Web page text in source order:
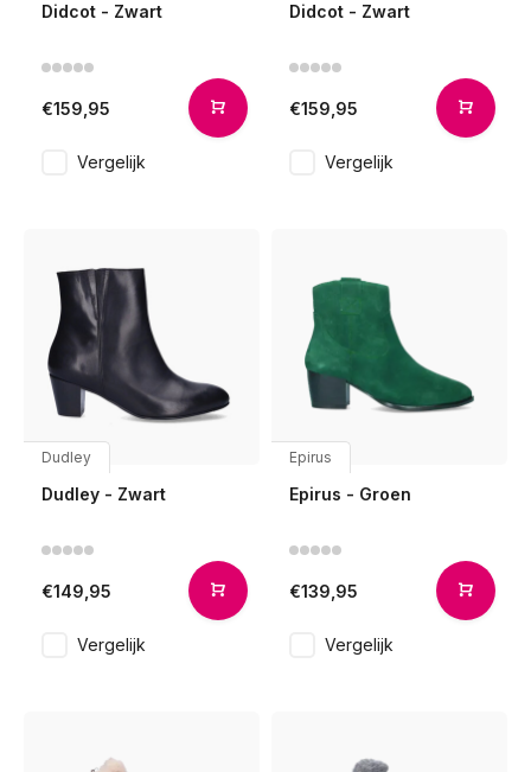
Didcot - Zwart
€159,95
Vergelijk
Didcot - Zwart
€159,95
Vergelijk
Dudley
Dudley - Zwart
€149,95
Vergelijk
Epirus
Epirus - Groen
€139,95
Vergelijk